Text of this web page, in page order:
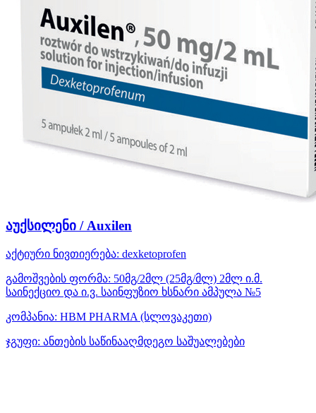
აუქსილენი / Auxilen
აქტიური ნივთიერება: dexketoprofen
გამოშვების ფორმა: 50მგ/2მლ (25მგ/მლ) 2მლ ი.მ.
საინექციო და ი.ვ. საინფუზიო ხსნარი ამპულა №5
კომპანია: HBM PHARMA (სლოვაკეთი)
ჯგუფი: ანთების საწინააღმდეგო საშუალებები